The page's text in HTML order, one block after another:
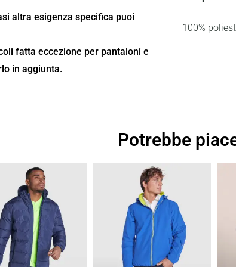
altra esigenza specifica puoi
fatta eccezione per pantaloni e
in aggiunta.
100%
Potrebbe
Fascia
di
prezzo:
da
33,66 €
a
48,09 €
Fascia
di
prezzo:
27,20 €
38,85 €